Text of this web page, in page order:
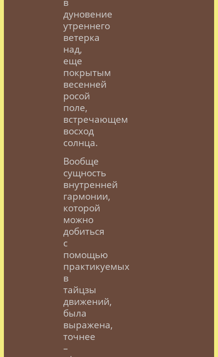
дуновение
утреннего
ветерка
над,
еще
покрытым
весенней
росой
поле,
встречающем
восход
солнца.
Вообще
сущность
внутренней
гармонии,
которой
можно
добиться
с
помощью
практикуемых
в
тайцзы
движений,
была
выражена,
точнее
–